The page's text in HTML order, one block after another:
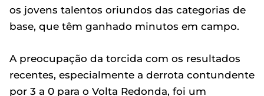
os jovens talentos oriundos das categorias de
base, que têm ganhado minutos em campo.
A preocupação da torcida com os resultados
recentes, especialmente a derrota contundente
por 3 a 0 para o Volta Redonda, foi um